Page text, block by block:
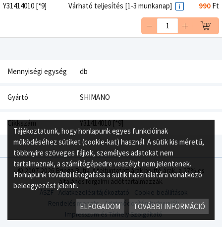
Y31414010 [*9] Várható teljesítés [1-3 munkanap] 990 Ft
Mennyiségi egység db
Gyártó SHIMANO
Cikkszám Y31414010 [*9]
© 2007-2026 Bringa Butik. A feltüntetett árak bruttó árak, a 27%-os
általános forgalmi adót tartalmazzák.
ÁSZF
Adatkezelési tájékoztató
Cookie-beállítások
Rendelés menete
Adatmódosítási tudnivalók
Impresszum és Tárhely Szolgáltató
Tájékoztatunk, hogy honlapunk egyes funkcióinak
működéséhez sütiket (cookie-kat) használ. A sütik kis méretű,
többnyire szöveges fájlok, személyes adatokat nem
tartalmaznak, a számítógépedre veszélyt nem jelentenek.
Honlapunk további látogatása a sütik használatára vonatkozó
beleegyezést jelenti.
ELFOGADOM TOVÁBBI INFORMÁCIÓ